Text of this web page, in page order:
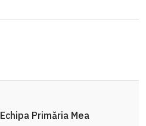
Echipa Primăria Mea